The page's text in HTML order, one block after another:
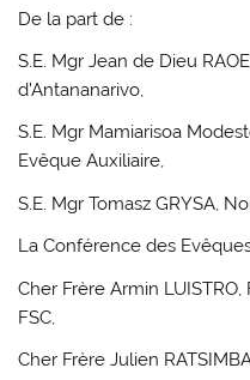
De la part de :
S.E. Mgr Jean de Dieu
d’Antananarivo,
S.E. Mgr Mamiarisoa
Evêque Auxiliaire,
S.E. Mgr Tomasz GRYSA,
La Conférence des
Cher Frère Armin
FSC,
Cher Frère Julien